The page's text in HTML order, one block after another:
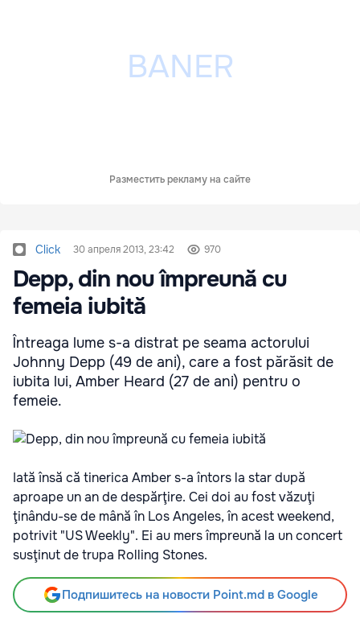
Разместить рекламу на сайте
Click 30 апреля 2013, 23:42 970
Depp, din nou împreună cu
femeia iubită
Întreaga lume s-a distrat pe seama actorului
Johnny Depp (49 de ani), care a fost părăsit de
iubita lui, Amber Heard (27 de ani) pentru o
femeie.
Iată însă că tinerica Amber s-a întors la star după
aproape un an de despărţire. Cei doi au fost văzuţi
ţinându-se de mână în Los Angeles, în acest weekend,
potrivit "US Weekly". Ei au mers împreună la un concert
susţinut de trupa Rolling Stones.
Подпишитесь на новости Point.md в Google